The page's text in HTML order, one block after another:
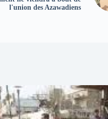
l'union des Azawadiens